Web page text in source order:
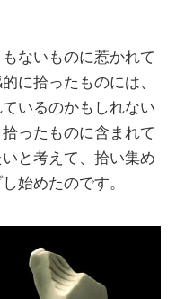
ないものに惹かれて
に拾ったものには、
いるのかもしれない
ったものに含まれて
と考えて、拾い集め
始めたのです。